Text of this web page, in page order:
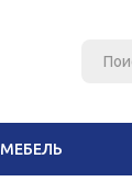
МЕБЕЛЬ